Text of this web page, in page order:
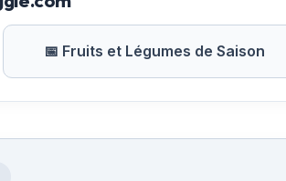
📅 Fruits et Légumes de Saison